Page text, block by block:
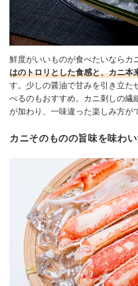
鮮度がいいものが食べたいならカ
はのトロリとした食感と、カニ本
す。少しの醤油で甘みを引き立た
べるのもおすすめ。カニ刺しの繊
が加わり、一味違った楽しみ方が
カニそのものの旨味を味わ